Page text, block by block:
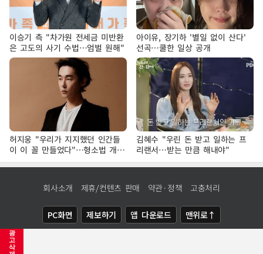
광
고
삭
이승기 측 "차가원 전세금 미반환
은 고도의 사기 수법…엄벌 원해"
아이유, 장기하 '별일 없이 산다'
선곡…쿨한 일상 공개
허지웅 "우리가 지지했던 인간들
이 이 꼴 만들었다"…형소법 개정
에 격한 반응
김혜수 "우린 돈 받고 일하는 프
리랜서…받는 만큼 해내야"
회사소개 제휴/컨텐츠 판매 약관·정책 고충처리
PC화면 제보하기 앱 다운로드 맨위로↑